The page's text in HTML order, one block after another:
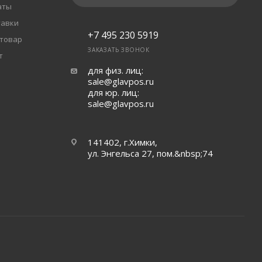
+7 495 230 5919
ЗАКАЗАТЬ ЗВОНОК
для физ. лиц:
sale@glavpos.ru
для юр. лиц:
sale@glavpos.ru
141402, г.Химки,
ул. Энгельса 27, пом.&nbsp;74